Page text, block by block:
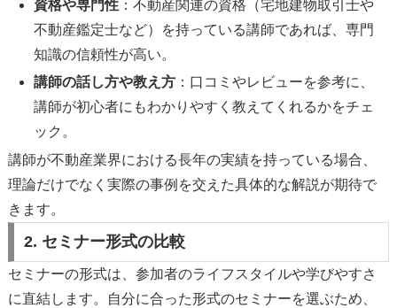
資格や専門性 ：不動産関連の資格（宅地建物取引士や
不動産鑑定士など）を持っている講師であれば、専門
知識の信頼性が高い。
講師の話し方や教え方 ：口コミやレビューを参考に、
講師が初心者にもわかりやすく教えてくれるかをチェ
ック。
講師が不動産業界における長年の実績を持っている場合、
理論だけでなく実際の事例を交えた具体的な解説が期待で
きます。
2. セミナー形式の比較
セミナーの形式は、参加者のライフスタイルや学びやすさ
に直結します。自分に合った形式のセミナーを選ぶため、